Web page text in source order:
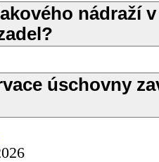
nádraží v
úschovny